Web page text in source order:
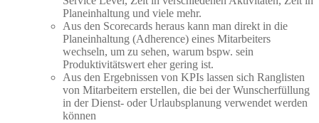
Planeinhaltung und viele mehr.
Aus den Scorecards heraus kann man direkt in die
Planeinhaltung (Adherence) eines Mitarbeiters
wechseln, um zu sehen, warum bspw. sein
Produktivitätswert eher gering ist.
Aus den Ergebnissen von KPIs lassen sich Ranglisten
von Mitarbeitern erstellen, die bei der Wunscherfüllung
in der Dienst- oder Urlaubsplanung verwendet werden
können